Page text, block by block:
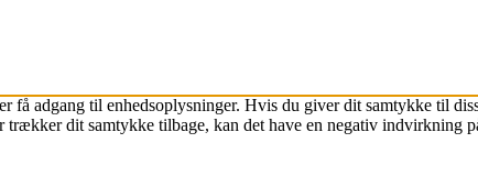
adgang til enhedsoplysninger. Hvis du giver dit samtykke til
dit samtykke tilbage, kan det have en negativ indvirkning